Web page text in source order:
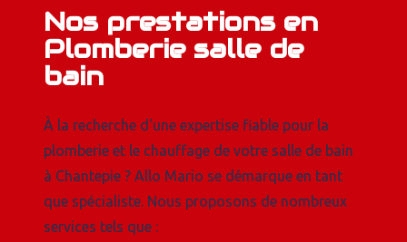
Nos prestations en
Plomberie salle de
bain
À la recherche d'une expertise fiable pour la
plomberie et le chauffage de votre salle de bain
à Chantepie ? Allo Mario se démarque en tant
que spécialiste. Nous proposons de nombreux
services tels que :